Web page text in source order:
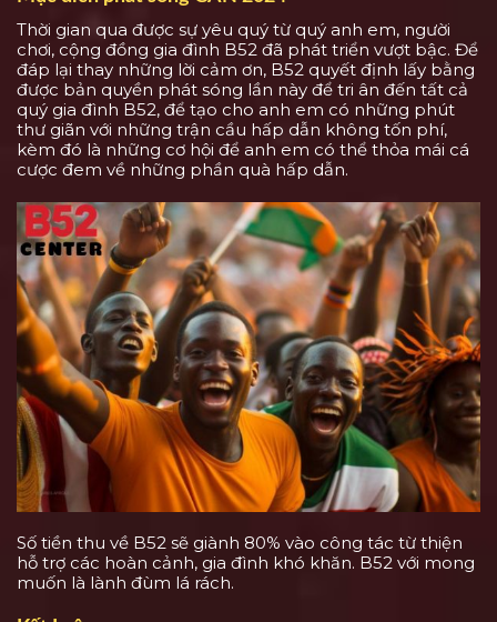
Thời gian qua được sự yêu quý từ quý anh em, người
chơi, cộng đồng gia đình B52 đã phát triển vượt bậc. Để
đáp lại thay những lời cảm ơn, B52 quyết định lấy bằng
được bản quyền phát sóng lần này để tri ân đến tất cả
quý gia đình B52, để tạo cho anh em có những phút
thư giãn với những trận cầu hấp dẫn không tốn phí,
kèm đó là những cơ hội để anh em có thể thỏa mái cá
cược đem về những phần quà hấp dẫn.
Số tiền thu về B52 sẽ giành 80% vào công tác từ thiện
hỗ trợ các hoàn cảnh, gia đình khó khăn. B52 với mong
muốn là lành đùm lá rách.